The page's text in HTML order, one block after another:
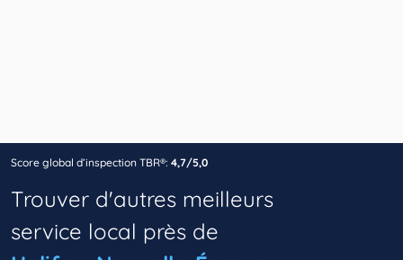
Score global d’inspection TBR®: 4,7/5,0
Trouver d'autres meilleurs
service local près de